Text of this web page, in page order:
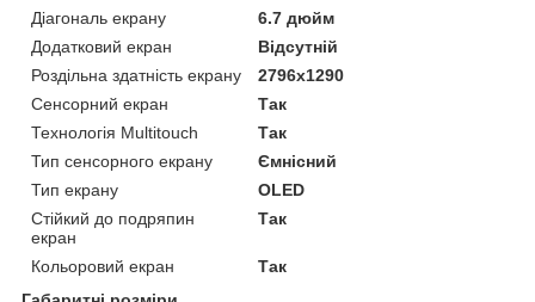
Діагональ екрану
6.7 дюйм
Додатковий екран
Відсутній
Роздільна здатність екрану
2796x1290
Сенсорний екран
Так
Технологія Multitouch
Так
Тип сенсорного екрану
Ємнісний
Тип екрану
OLED
Стійкий до подряпин
екран
Так
Кольоровий екран
Так